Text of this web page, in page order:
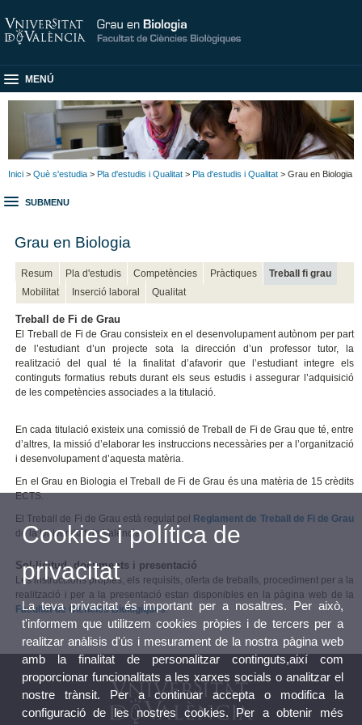
MENÚ
Inici > Què s'estudia > Pla d'estudis i Qualitat > Pla d'estudis i Qualitat > Grau en Biologia
SUBMENU
Grau en Biologia
Resum Pla d'estudis Competències Pràctiques
Treball fi grau
Mobilitat
Inserció laboral Qualitat
Treball de Fi de Grau
El Treball de Fi de Grau consisteix en el desenvolupament autònom per part
de l’estudiant d’un projecte sota la dirección d’un professor tutor, la
realització del qual té la finalitat d’afavorir que l’estudiant integre els
continguts formatius rebuts durant els seus estudis i assegurar l’adquisició
de les competències associades a la titulació.
En cada titulació existeix una comissió de Treball de Fi de Grau que té, entre
d’altres, la missió d’elaborar les instruccions necessàries per a l’organització
i desenvolupament d’aquesta matèria.
En el Grau en Biologia el Treball de Fi de Grau és una matèria de 15 crèdits
ECTS.
El Treball de Fi de Grau està regulat pel
Reglament de Treball de Fi de Grau
de la Universitat de València.
Sol·licitud, documents i presentació
Les instruccions pròpies, els requisits, oferta de treballs, procediment per a la
realització i per a la presentació estan disponibles en la pàgina web de la
Facultat de Ciències Biològiques.
Cookies i política de
privacitat
La teva privacitat és important per a nosaltres. Per això,
t'informem que utilitzem cookies pròpies i de tercers per a
realitzar anàlisis d'ús i mesurament de la nostra pàgina web
amb la finalitat de personalitzar continguts,així com
proporcionar funcionalitats a les xarxes socials o analitzar el
nostre trànsit. Per a continuar accepta o modifica la
configuració de les nostres cookies. Per a obtenir més